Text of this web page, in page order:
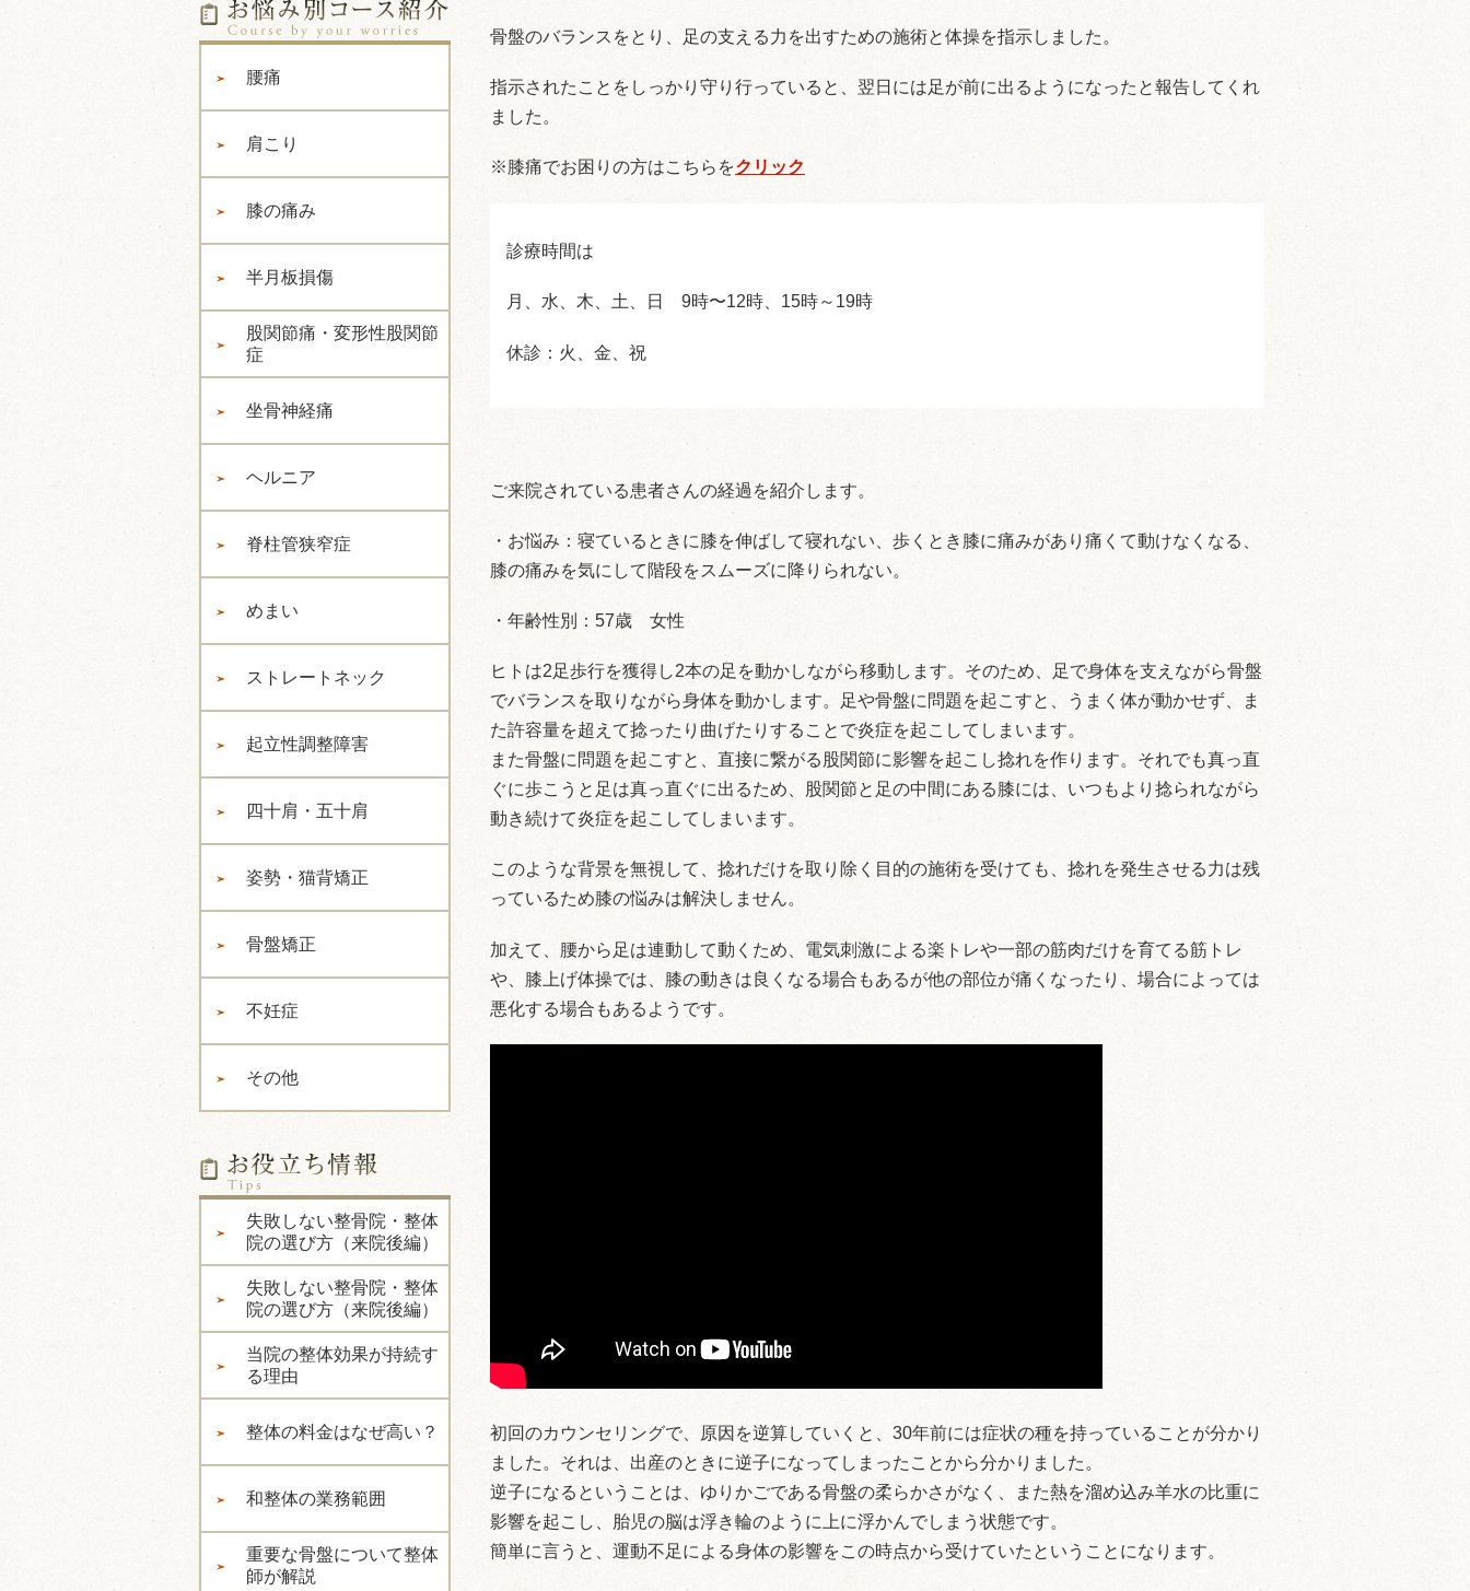
腰痛
肩こり
膝の痛み
半月板損傷
股関節痛・変形性股関節
症
坐骨神経痛
ヘルニア
脊柱管狭窄症
めまい
ストレートネック
起立性調整障害
四十肩・五十肩
姿勢・猫背矯正
骨盤矯正
不妊症
その他
失敗しない整骨院・整体
院の選び方（来院後編）
失敗しない整骨院・整体
院の選び方（来院後編）
当院の整体効果が持続す
る理由
整体の料金はなぜ高い？
和整体の業務範囲
重要な骨盤について整体
師が解説
骨盤のバランスをとり、足の支える力を出すための施術と体操を指示しました。
指示されたことをしっかり守り行っていると、翌日には足が前に出るようになったと報告してくれ
ました。
※膝痛でお困りの方はこちらをクリック
診療時間は
月、水、木、土、日 9時〜12時、15時～19時
休診：火、金、祝
ご来院されている患者さんの経過を紹介します。
・お悩み：寝ているときに膝を伸ばして寝れない、歩くとき膝に痛みがあり痛くて動けなくなる、
膝の痛みを気にして階段をスムーズに降りられない。
・年齢性別：57歳 女性
ヒトは2足歩行を獲得し2本の足を動かしながら移動します。そのため、足で身体を支えながら骨盤
でバランスを取りながら身体を動かします。足や骨盤に問題を起こすと、うまく体が動かせず、ま
た許容量を超えて捻ったり曲げたりすることで炎症を起こしてしまいます。
また骨盤に問題を起こすと、直接に繋がる股関節に影響を起こし捻れを作ります。それでも真っ直
ぐに歩こうと足は真っ直ぐに出るため、股関節と足の中間にある膝には、いつもより捻られながら
動き続けて炎症を起こしてしまいます。
このような背景を無視して、捻れだけを取り除く目的の施術を受けても、捻れを発生させる力は残
っているため膝の悩みは解決しません。
加えて、腰から足は連動して動くため、電気刺激による楽トレや一部の筋肉だけを育てる筋トレ
や、膝上げ体操では、膝の動きは良くなる場合もあるが他の部位が痛くなったり、場合によっては
悪化する場合もあるようです。
初回のカウンセリングで、原因を逆算していくと、30年前には症状の種を持っていることが分かり
ました。それは、出産のときに逆子になってしまったことから分かりました。
逆子になるということは、ゆりかごである骨盤の柔らかさがなく、また熱を溜め込み羊水の比重に
影響を起こし、胎児の脳は浮き輪のように上に浮かんでしまう状態です。
簡単に言うと、運動不足による身体の影響をこの時点から受けていたということになります。